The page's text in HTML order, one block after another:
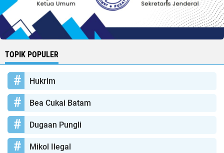
TOPIK POPULER
Hukrim
Bea Cukai Batam
Dugaan Pungli
Mikol Ilegal